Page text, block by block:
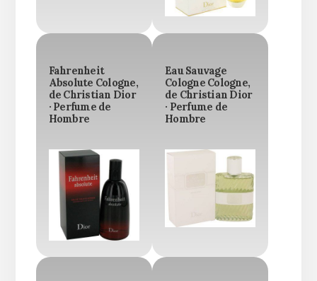
Fahrenheit
Absolute Cologne,
de Christian Dior
· Perfume de
Hombre
Eau Sauvage
Cologne Cologne,
de Christian Dior
· Perfume de
Hombre